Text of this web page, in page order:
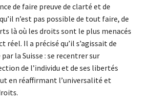
de faire preuve de clarté et de
n’est pas possible de tout faire, de
là où les droits sont le plus menacés
réel. Il a précisé qu’il s’agissait de
la Suisse : se recentrer sur
de l’individu et de ses libertés
en réaffirmant l’universalité et